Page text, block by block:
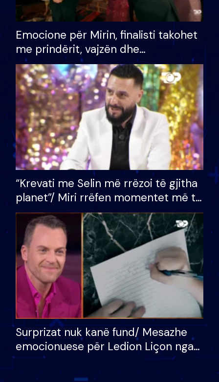
Emocione për Mirin, finalisti takohet
me prindërit, vajzën dhe
bashkëshorten: S’kemi ndonjë letër
divorci apo jo?
“Krevati me Selin më rrëzoi të gjitha
planet”/ Miri rrëfen momentet më të
bukura në shtëpinë e BB VIP: Do më
mungojë zilja e mëngjesit kur…
Surprizat nuk kanë fund/ Mesazhe
emocionuese për Ledion Liçon nga
nëna dhe fëmijët e tij, moderatori
nuk i mban dot lotët: Nuk meritoj…